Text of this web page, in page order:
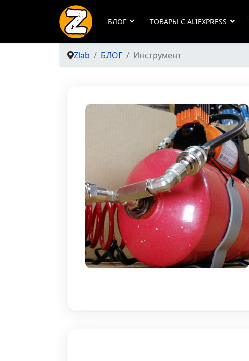
БЛОГ ТОВАРЫ С ALIEXPRESS
Zlab БЛОГ Инструмент